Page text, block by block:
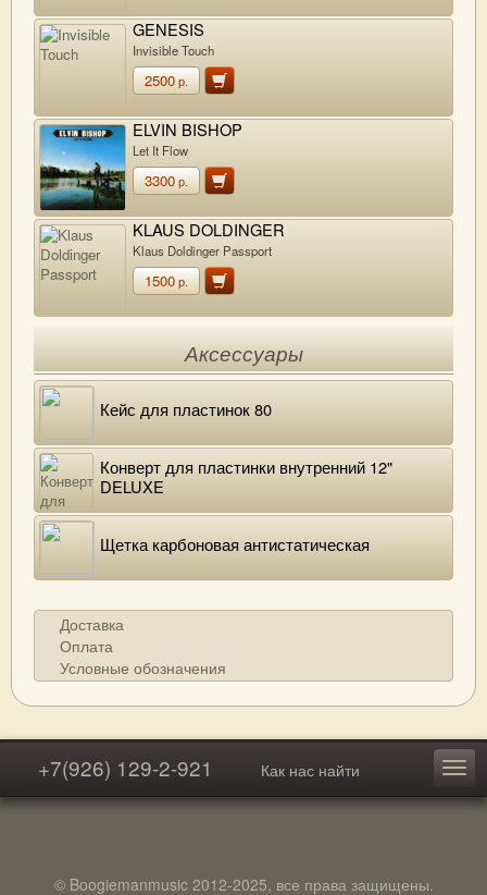
GENESIS
Invisible Touch
2500р.
ELVIN BISHOP
Let It Flow
3300р.
KLAUS DOLDINGER
Klaus Doldinger Passport
1500р.
Аксессуары
Кейс для пластинок 80
Конверт для пластинки внутренний 12"
DELUXE
Щетка карбоновая антистатическая
Доставка
Оплата
Условные обозначения
+7(926) 129-2-921 Как нас найти
© Boogiemanmusic 2012-2025, все права защищены.